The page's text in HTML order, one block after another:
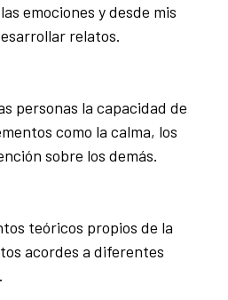
emociones y desde mis
relatos.
personas la capacidad de
como la calma, los
sobre los demás.
teóricos propios de la
acordes a diferentes